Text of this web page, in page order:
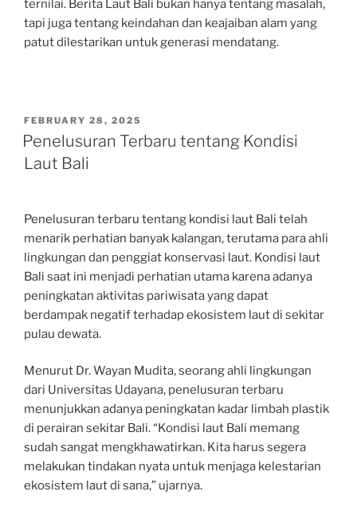
ternilai. Berita Laut Bali bukan hanya tentang masalah,
tapi juga tentang keindahan dan keajaiban alam yang
patut dilestarikan untuk generasi mendatang.
POSTED
ON
FEBRUARY 28, 2025
Penelusuran Terbaru tentang Kondisi
Laut Bali
Penelusuran terbaru tentang kondisi laut Bali telah
menarik perhatian banyak kalangan, terutama para ahli
lingkungan dan penggiat konservasi laut. Kondisi laut
Bali saat ini menjadi perhatian utama karena adanya
peningkatan aktivitas pariwisata yang dapat
berdampak negatif terhadap ekosistem laut di sekitar
pulau dewata.
Menurut Dr. Wayan Mudita, seorang ahli lingkungan
dari Universitas Udayana, penelusuran terbaru
menunjukkan adanya peningkatan kadar limbah plastik
di perairan sekitar Bali. “Kondisi laut Bali memang
sudah sangat mengkhawatirkan. Kita harus segera
melakukan tindakan nyata untuk menjaga kelestarian
ekosistem laut di sana,” ujarnya.